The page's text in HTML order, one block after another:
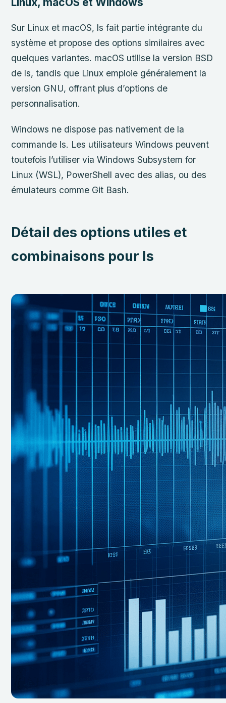
Sur Linux et macOS, ls fait partie intégrante du
système et propose des options similaires avec
quelques variantes. macOS utilise la version BSD
de ls, tandis que Linux emploie généralement la
version GNU, offrant plus d’options de
personnalisation.
Windows ne dispose pas nativement de la
commande ls. Les utilisateurs Windows peuvent
toutefois l’utiliser via Windows Subsystem for
Linux (WSL), PowerShell avec des alias, ou des
émulateurs comme Git Bash.
Détail des options utiles et
combinaisons pour ls